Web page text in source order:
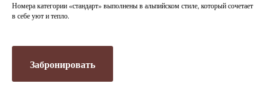
Номера категории «стандарт» выполнены в альпийском стиле, который сочетает
в себе уют и тепло.
Забронировать